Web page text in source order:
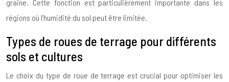
graine. Cette fonction est particulièrement importante dans les
régions où l’humidité du sol peut être limitée.
Types de roues de terrage pour différents
sols et cultures
Le choix du type de roue de terrage est crucial pour optimiser les